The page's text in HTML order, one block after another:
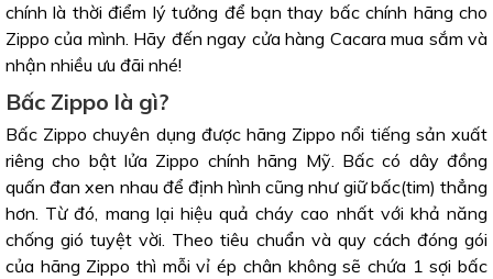
chính là thời điểm lý tưởng để bạn thay bấc chính hãng cho
Zippo của mình. Hãy đến ngay cửa hàng Cacara mua sắm và
nhận nhiều ưu đãi nhé!
Bấc Zippo là gì?
Bấc Zippo chuyên dụng được hãng Zippo nổi tiếng sản xuất
riêng cho bật lửa Zippo chính hãng Mỹ. Bấc có dây đồng
quấn đan xen nhau để định hình cũng như giữ bấc(tim) thẳng
hơn. Từ đó, mang lại hiệu quả cháy cao nhất với khả năng
chống gió tuyệt vời. Theo tiêu chuẩn và quy cách đóng gói
của hãng Zippo thì mỗi vỉ ép chân không sẽ chứa 1 sợi bấc